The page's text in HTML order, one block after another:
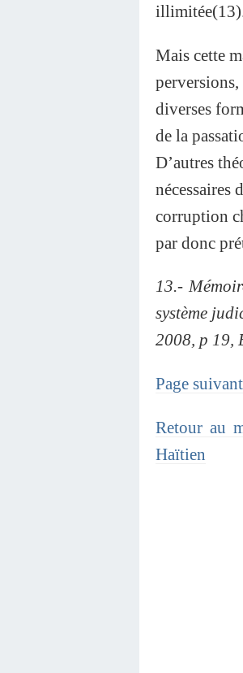
Mais cette
diverses
de la
D’autres
nécessaires
corruption
par donc
13.-
système
2008, p 19,
Page
Retour au
Haïtien